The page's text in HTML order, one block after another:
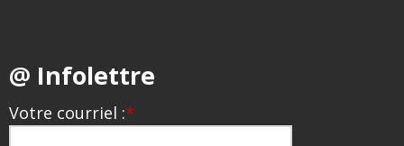
@ Infolettre
Votre courriel :*